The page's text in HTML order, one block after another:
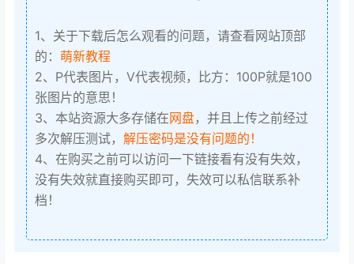
1、关于下载后怎么观看的问题，请查看网站顶部
的： 萌新教程
2、P代表图片，V代表视频，比方：100P就是100
张图片的意思！
3、本站资源大多存储在网盘，并且上传之前经过
多次解压测试， 解压密码是没有问题的！
4、在购买之前可以访问一下链接看有没有失效，
没有失效就直接购买即可，失效可以私信联系补
档！